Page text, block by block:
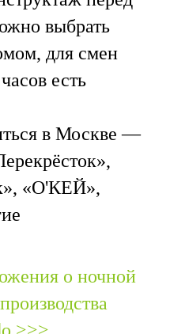
выбрать
для смен
есть
в Москве —
«О'КЕЙ»,
о ночной
>>>